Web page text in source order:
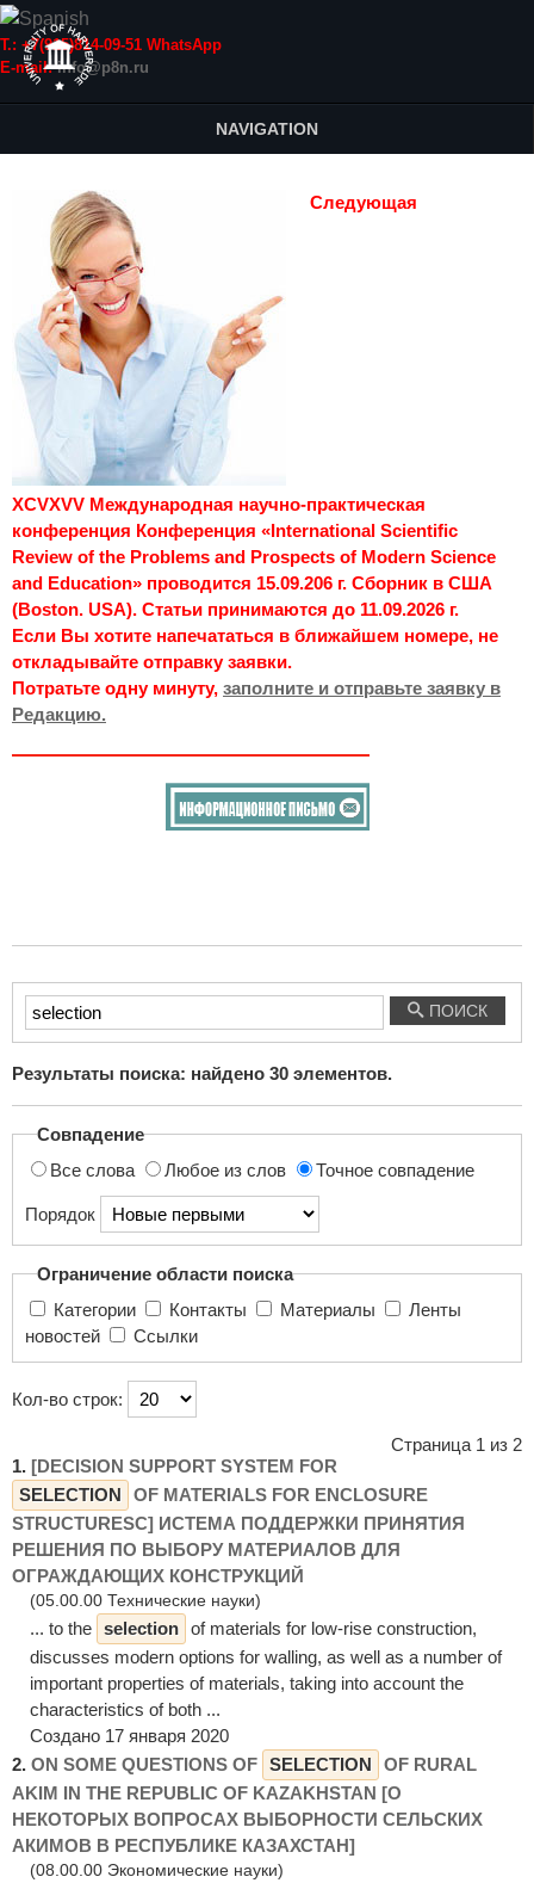
Т.: +7(915)814-09-51 WhatsApp
E-mail:info@p8n.ru
NAVIGATION
Следующая
XCVXVV Международная научно-практическая
конференция Конференция «International Scientific
Review of the Problems and Prospects of Modern Science
and Education» проводится 15.09.206 г. Сборник в США
(Boston. USA). Статьи принимаются до 11.09.2026 г.
Если Вы хотите напечататься в ближайшем номере, не
откладывайте отправку заявки.
Потратьте одну минуту, заполните и отправьте заявку в
Редакцию.
Введите
текст
поиска...
ПОИСК
Результаты поиска: найдено 30 элементов.
Совпадение
Все слова
Любое из слов Точное совпадение
Порядок
Ограничение области поиска
Категории
Контакты Материалы
новостей
Ссылки
Кол-во строк:
Страница 1 из 2
1. [DECISION SUPPORT SYSTEM FOR
SELECTION
OF MATERIALS FOR ENCLOSURE
STRUCTURESС] ИСТЕМА ПОДДЕРЖКИ ПРИНЯТИЯ
РЕШЕНИЯ ПО ВЫБОРУ МАТЕРИАЛОВ ДЛЯ
ОГРАЖДАЮЩИХ КОНСТРУКЦИЙ
(05.00.00 Технические науки)
... to the selection of materials for low-rise construction,
discusses modern options for walling, as well as a number of
important properties of materials, taking into account the
characteristics of both ...
Создано 17 января 2020
2. ON SOME QUESTIONS OF SELECTION
OF RURAL
AKIM IN THE REPUBLIC OF KAZAKHSTAN [О
НЕКОТОРЫХ ВОПРОСАХ ВЫБОРНОСТИ СЕЛЬСКИХ
АКИМОВ В РЕСПУБЛИКЕ КАЗАХСТАН]
(08.00.00 Экономические науки)